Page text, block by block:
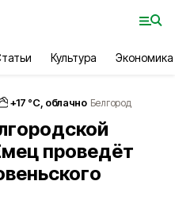
Культура Экономика
+17 °С, облачно Белгород
проведёт